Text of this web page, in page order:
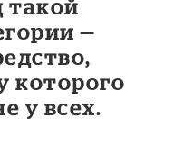
такой
—
которого
у всех.